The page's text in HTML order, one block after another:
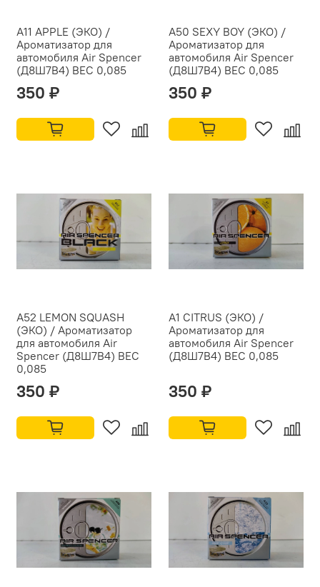
A11 APPLE (ЭКО) /
Ароматизатор для
автомобиля Air Spencer
(Д8Ш7В4) ВЕС 0,085
350 ₽
A50 SEXY BOY (ЭКО) /
Ароматизатор для
автомобиля Air Spencer
(Д8Ш7В4) ВЕС 0,085
350 ₽
A52 LEMON SQUASH
(ЭКО) / Ароматизатор
для автомобиля Air
Spencer (Д8Ш7В4) ВЕС
0,085
350 ₽
A1 CITRUS (ЭКО) /
Ароматизатор для
автомобиля Air Spencer
(Д8Ш7В4) ВЕС 0,085
350 ₽